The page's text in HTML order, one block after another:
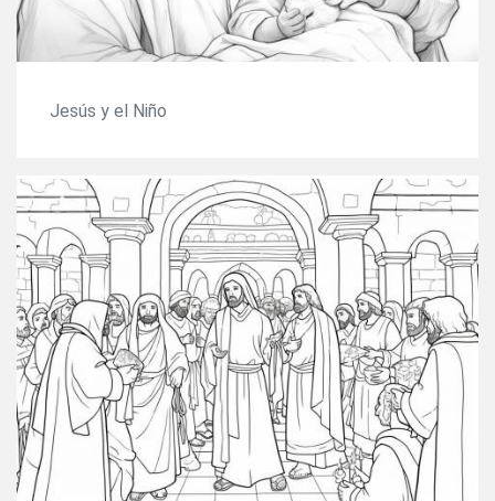
Jesús y el Niño